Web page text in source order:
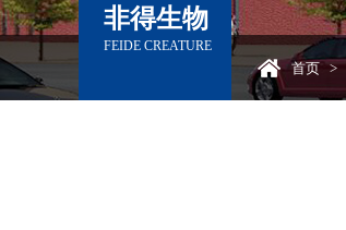
非得生物
FEIDE CREATURE
首页 >